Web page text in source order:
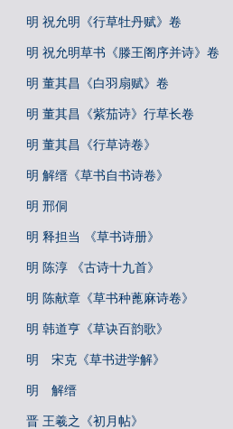
明 祝允明《行草牡丹赋》卷
明 祝允明草书《滕王阁序并诗》卷
明 董其昌《白羽扇赋》卷
明 董其昌《紫茄诗》行草长卷
明 董其昌《行草诗卷》
明 解缙《草书自书诗卷》
明 邢侗
明 释担当 《草书诗册》
明 陈淳 《古诗十九首》
明 陈献章《草书种蓖麻诗卷》
明 韩道亨《草诀百韵歌》
明 宋克《草书进学解》
明 解缙
晋 王羲之《初月帖》